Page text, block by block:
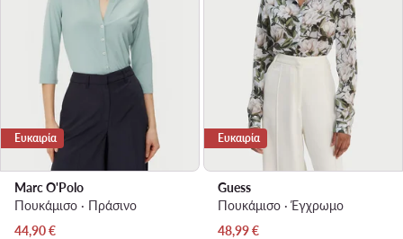
Ευκαιρία
Marc O'Polo
Πουκάμισο · Πράσινο
Τρέχουσα τιμή
44,90€
Ευκαιρία
Guess
Πουκάμισο · Έγχρωμο
Τρέχουσα τιμή
48,99€